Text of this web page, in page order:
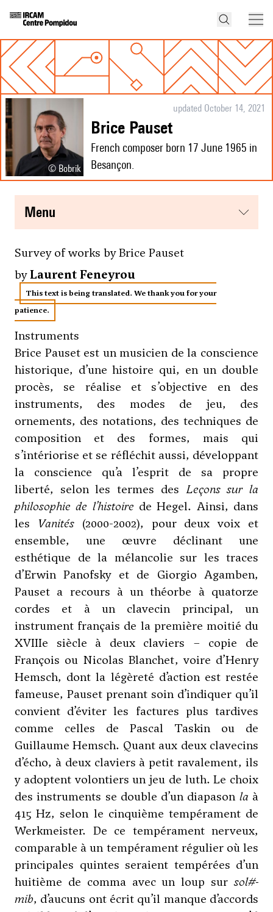
© Bobrik
updated October 14, 2021
Brice Pauset
French composer born 17 June 1965 in
Besançon.
menu
Survey of works by Brice Pauset
byLaurent Feneyrou
This text is being translated. We thank you for your
patience.
Instruments
Brice Pauset est un musicien de la conscience
historique, d’une histoire qui, en un double
procès, se réalise et s’objective en des
instruments, des modes de jeu, des
ornements, des notations, des techniques de
composition et des formes, mais qui
s’intériorise et se réfléchit aussi, développant
la conscience qu’a l’esprit de sa propre
liberté, selon les termes des Leçons sur la
philosophie de l’histoire de Hegel. Ainsi, dans
les Vanités(2000-2002), pour deux voix et
ensemble, une œuvre déclinant une
esthétique de la mélancolie sur les traces
d’Erwin Panofsky et de Giorgio Agamben,
Pauset a recours à un théorbe à quatorze
cordes et à un clavecin principal, un
instrument français de la première moitié du
XVIIIe siècle à deux claviers – copie de
François ou Nicolas Blanchet, voire d’Henry
Hemsch, dont la légèreté d’action est restée
fameuse, Pauset prenant soin d’indiquer qu’il
convient d’éviter les factures plus tardives
comme celles de Pascal Taskin ou de
Guillaume Hemsch. Quant aux deux clavecins
d’écho, à deux claviers à petit ravalement, ils
y adoptent volontiers un jeu de luth. Le choix
des instruments se double d’un diapason la à
415 Hz, selon le cinquième tempérament de
Werkmeister. De ce tempérament nerveux,
comparable à un tempérament régulier où les
principales quintes seraient tempérées d’un
huitième de comma avec un loup sursol#-
mib, d’aucuns ont écrit qu’il manque d’accords